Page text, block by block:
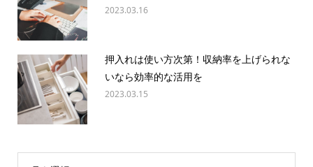
2023.03.16
押入れは使い方次第！収納率を上げられな
いなら効率的な活用を
2023.03.15